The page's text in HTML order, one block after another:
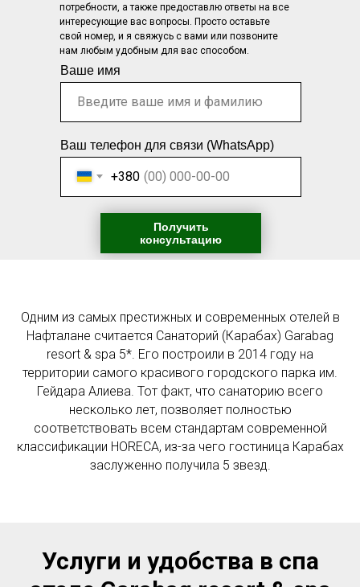
потребности, а также предоставлю ответы на все
интересующие вас вопросы. Просто оставьте
свой номер, и я свяжусь с вами или позвоните
нам любым удобным для вас способом.
Ваше имя
Ваш телефон для связи (WhatsApp)
+380
Получить
консультацию
Одним из самых престижных и современных отелей в
Нафталане считается Санаторий (Карабах) Garabag
resort & spa 5*. Его построили в 2014 году на
территории самого красивого городского парка им.
Гейдара Алиева. Тот факт, что санаторию всего
несколько лет, позволяет полностью
соответствовать всем стандартам современной
классификации HORECA, из-за чего гостиница Карабах
заслуженно получила 5 звезд.
Услуги и удобства в спа